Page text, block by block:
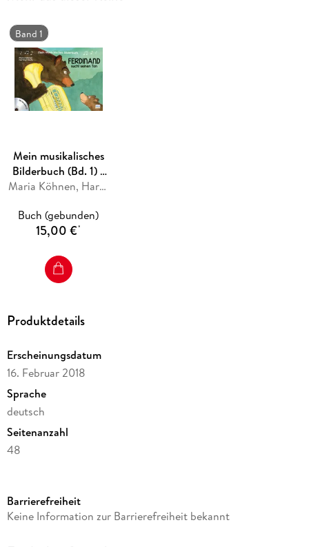
Band 1
Mein musikalisches
Bilderbuch (Bd. 1) -
Ferdinand suchtMaria Köhnen, Hartmut Hoefs
Buch (gebunden)
15,00 €*
Produktdetails
Erscheinungsdatum
16. Februar 2018
Sprache
deutsch
Seitenanzahl
48
Reihe
Barrierefreiheit
Keine Information zur Barrierefreiheit bekannt